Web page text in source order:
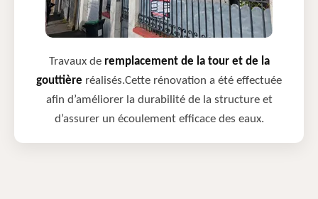
Travaux de remplacement de la tour et de la
gouttière réalisés.Cette rénovation a été effectuée
afin d’améliorer la durabilité de la structure et
d’assurer un écoulement efficace des eaux.